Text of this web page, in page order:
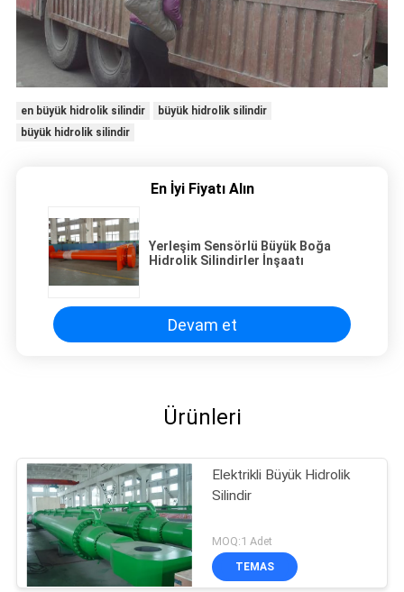
en büyük hidrolik silindir
büyük hidrolik silindir
büyük hidrolik silindir
En İyi Fiyatı Alın
Yerleşim Sensörlü Büyük Boğa
Hidrolik Silindirler İnşaatı
Devam et
Ürünleri
Elektrikli Büyük Hidrolik
Silindir
MOQ:1 Adet
TEMAS